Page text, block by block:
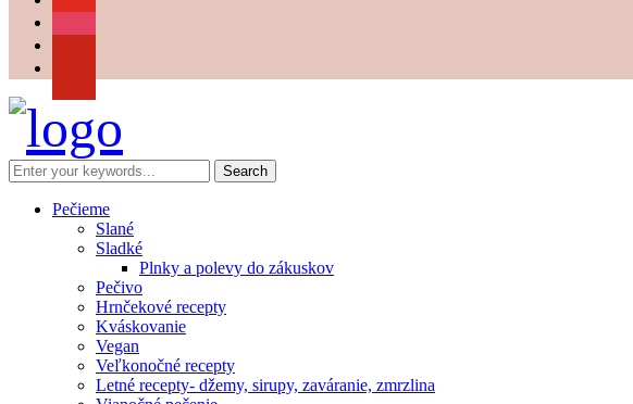
Pečieme
Slané
Sladké
Plnky a polevy do zákuskov
Pečivo
Hrnčekové recepty
Kváskovanie
Vegan
Veľkonočné recepty
Letné recepty- džemy, sirupy, zaváranie, zmrzlina